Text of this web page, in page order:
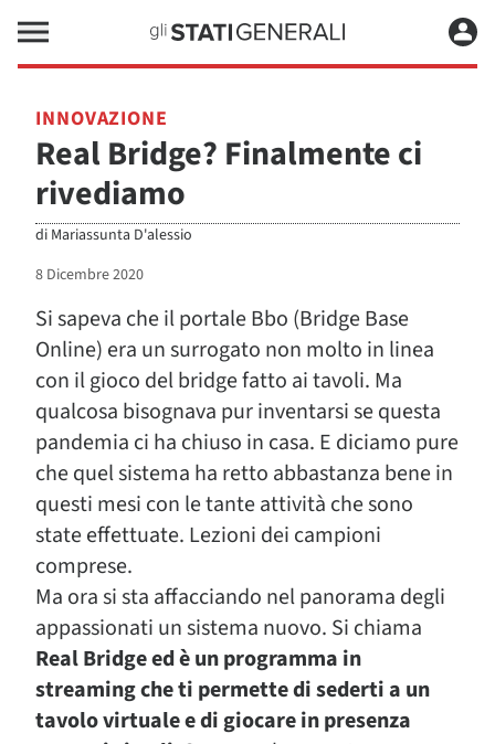
INNOVAZIONE
Real Bridge? Finalmente ci
rivediamo
di Mariassunta D'alessio
8 Dicembre 2020
Si sapeva che il portale Bbo (Bridge Base
Online) era un surrogato non molto in linea
con il gioco del bridge fatto ai tavoli. Ma
qualcosa bisognava pur inventarsi se questa
pandemia ci ha chiuso in casa. E diciamo pure
che quel sistema ha retto abbastanza bene in
questi mesi con le tante attività che sono
state effettuate. Lezioni dei campioni
comprese.
Ma ora si sta affacciando nel panorama degli
appassionati un sistema nuovo. Si chiama
Real Bridge ed è un programma in
streaming che ti permette di sederti a un
tavolo virtuale e di giocare in presenza